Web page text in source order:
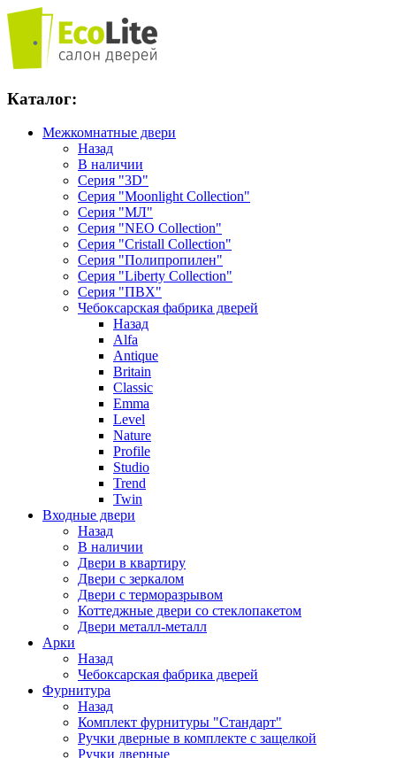
Каталог:
Межкомнатные двери
Назад
В наличии
Серия "3D"
Серия "Moonlight Collection"
Серия "МЛ"
Серия "NEO Collection"
Серия "Cristall Collection"
Серия "Полипропилен"
Серия "Liberty Collection"
Серия "ПВХ"
Чебоксарская фабрика дверей
Назад
Alfa
Antique
Britain
Classic
Emma
Level
Nature
Profile
Studio
Trend
Twin
Входные двери
Назад
В наличии
Двери в квартиру
Двери с зеркалом
Двери с терморазрывом
Коттеджные двери со стеклопакетом
Двери металл-металл
Арки
Назад
Чебоксарская фабрика дверей
Фурнитура
Назад
Комплект фурнитуры "Стандарт"
Ручки дверные в комплекте с защелкой
Ручки дверные